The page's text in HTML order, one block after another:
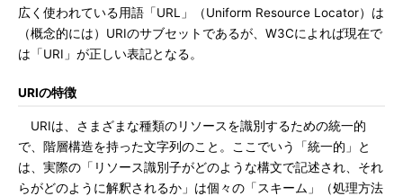
広く使われている用語「URL」（Uniform Resource Locator）は
（概念的には）URIのサブセットであるが、W3Cによれば現在で
は「URI」が正しい表記となる。
URIの特徴
URIは、さまざまな種類のリソースを識別するための統一的
で、階層構造を持った文字列のこと。ここでいう「統一的」と
は、実際の「リソース識別子がどのような構文で記述され、それ
らがどのように解釈されるか」は個々の「スキーム」（処理方法